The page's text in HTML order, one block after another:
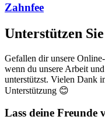
Zahnfee
Unterstützen
Gefallen dir unsere
wenn du unsere Arbeit
unterstützst. Vielen Dank
Unterstützung 😊
Lass deine Freunde